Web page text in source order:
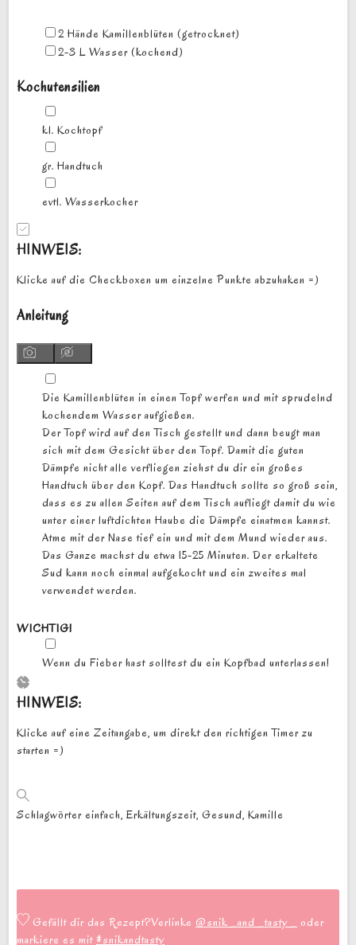
▢
2 Hände Kamillenblüten (getrocknet)
▢
2-3 L Wasser (kochend)
Kochutensilien
kl. Kochtopf
gr. Handtuch
evtl. Wasserkocher
HINWEIS:
Klicke auf die Checkboxen um einzelne Punkte abzuhaken =)
Anleitung
Die Kamillenblüten in einen Topf werfen und mit sprudelnd
kochendem Wasser aufgießen.
Der Topf wird auf den Tisch gestellt und dann beugt man
sich mit dem Gesicht über den Topf. Damit die guten
Dämpfe nicht alle verfliegen ziehst du dir ein großes
Handtuch über den Kopf. Das Handtuch sollte so groß sein,
dass es zu allen Seiten auf dem Tisch aufliegt damit du wie
unter einer luftdichten Haube die Dämpfe einatmen kannst.
Atme mit der Nase tief ein und mit dem Mund wieder aus.
Das Ganze machst du etwa 15-25 Minuten. Der erkaltete
Sud kann noch einmal aufgekocht und ein zweites mal
verwendet werden.
WICHTIG!
Wenn du Fieber hast solltest du ein Kopfbad unterlassen!
HINWEIS:
Klicke auf eine Zeitangabe, um direkt den richtigen Timer zu
starten =)
Schlagwörter einfach, Erkältungszeit, Gesund, Kamille
Gefällt dir das Rezept?Verlinke @snik_and_tasty_ oder
markiere es mit #snikandtasty